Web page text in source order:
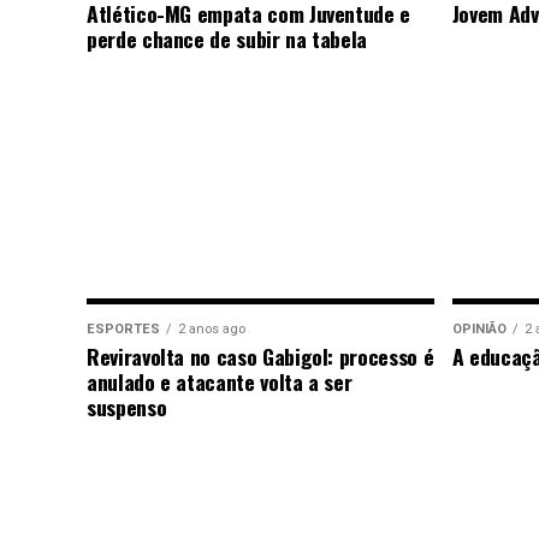
Atlético-MG empata com Juventude e
perde chance de subir na tabela
Jovem
ESPORTES 2 anos ago
Reviravolta no caso Gabigol: processo é
anulado e atacante volta a ser
suspenso
OPINIÃO 2
A